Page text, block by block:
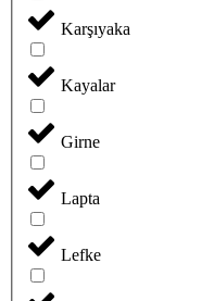
Karşıyaka
Kayalar
Girne
Lapta
Lefke